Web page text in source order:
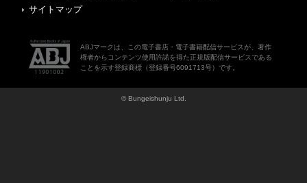
サイトマップ
ABJマークは、この電子書店・電子書籍配信サービスが、著作
権者からコンテンツ使用許諾を得た正規版配信サービスである
ことを示す登録商標（登録番号6091713号）です。
© Bungeishunju Ltd.